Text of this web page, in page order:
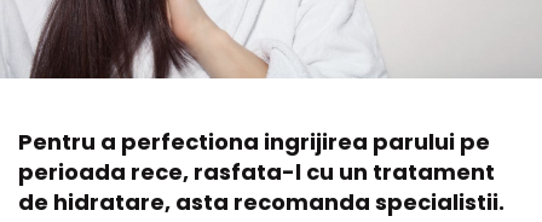
Pentru a perfectiona ingrijirea parului pe
perioada rece, rasfata-l cu un tratament
de hidratare, asta recomanda specialistii.